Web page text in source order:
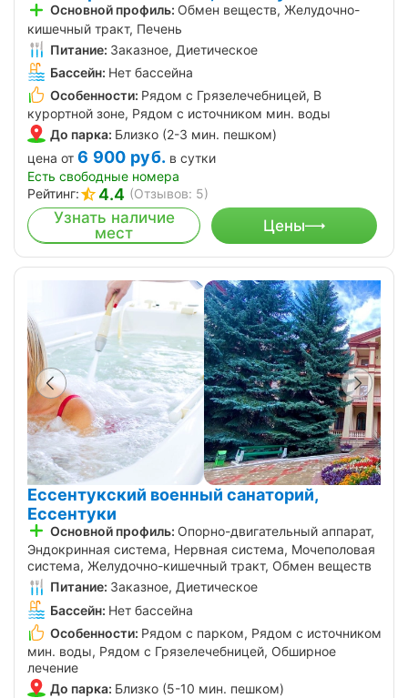
Основной профиль: Обмен веществ, Желудочно-
кишечный тракт, Печень
Питание: Заказное, Диетическое
Бассейн: Нет бассейна
Особенности: Рядом с Грязелечебницей, В
курортной зоне, Рядом с источником мин. воды
До парка: Близко (2-3 мин. пешком)
цена от 6 900 руб. в сутки
Есть свободные номера
Рейтинг:
4.4 (Отзывов: 5)
Узнать наличие
мест
Цены
Ессентукский военный санаторий,
Ессентуки
Основной профиль: Опорно-двигательный аппарат,
Эндокринная система, Нервная система, Мочеполовая
система, Желудочно-кишечный тракт, Обмен веществ
Питание: Заказное, Диетическое
Бассейн: Нет бассейна
Особенности: Рядом с парком, Рядом с источником
мин. воды, Рядом с Грязелечебницей, Обширное
лечение
До парка: Близко (5-10 мин. пешком)